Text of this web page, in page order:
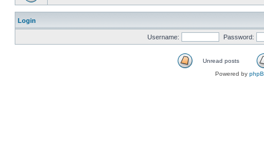
Login
Username: Password:
Unread posts
Powered by